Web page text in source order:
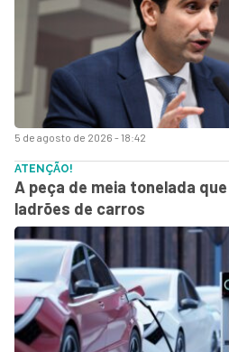
5 de agosto de 2026 - 18:42
ATENÇÃO!
A peça de meia tonelada
ladrões de carros